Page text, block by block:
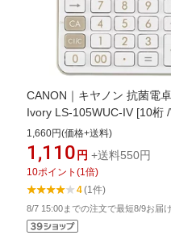
CANON｜キヤノン 抗菌電
Ivory LS-105WUC-IV [10桁 /
応][LS105WUCIVSOB]
1,660円(価格+送料)
1,110 円 +送料550円
10ポイント (1 倍)
4(1件)
8/7 15:00までの注文で最短8/9お届け